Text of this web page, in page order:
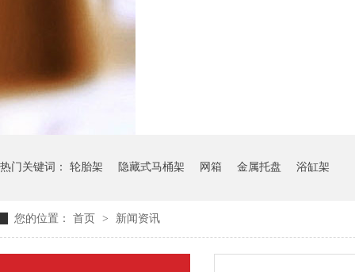
气瓶料架
热门关键词： 轮胎架 隐藏式马桶架 网箱 金属托盘 浴缸架
您的位置： 首页 > 新闻资讯